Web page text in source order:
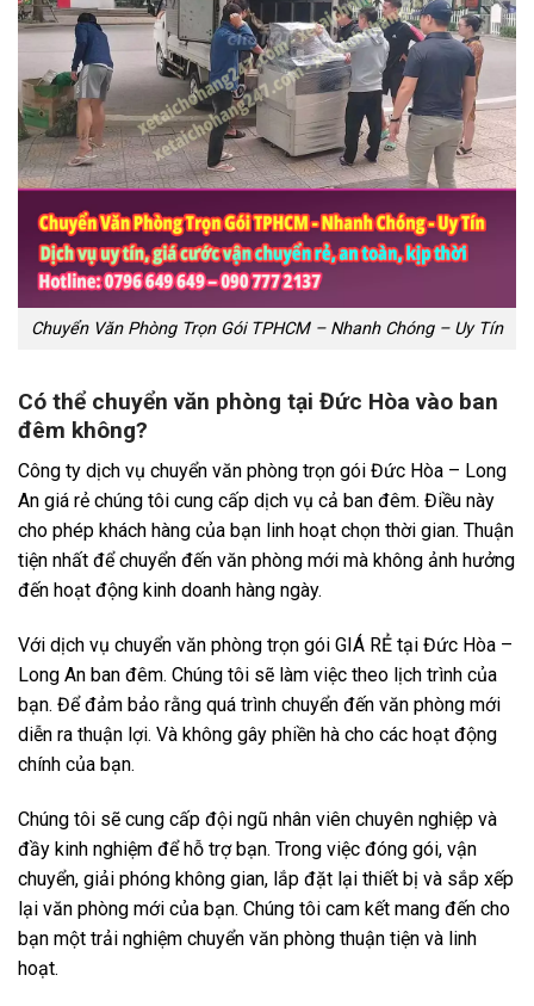
Chuyển Văn Phòng Trọn Gói TPHCM – Nhanh Chóng – Uy Tín
Có thể chuyển văn phòng tại Đức Hòa vào ban
đêm không?
Công ty dịch vụ chuyển văn phòng trọn gói Đức Hòa – Long
An giá rẻ chúng tôi cung cấp dịch vụ cả ban đêm. Điều này
cho phép khách hàng của bạn linh hoạt chọn thời gian. Thuận
tiện nhất để chuyển đến văn phòng mới mà không ảnh hưởng
đến hoạt động kinh doanh hàng ngày.
Với dịch vụ chuyển văn phòng trọn gói GIÁ RẺ tại Đức Hòa –
Long An ban đêm. Chúng tôi sẽ làm việc theo lịch trình của
bạn. Để đảm bảo rằng quá trình chuyển đến văn phòng mới
diễn ra thuận lợi. Và không gây phiền hà cho các hoạt động
chính của bạn.
Chúng tôi sẽ cung cấp đội ngũ nhân viên chuyên nghiệp và
đầy kinh nghiệm để hỗ trợ bạn. Trong việc đóng gói, vận
chuyển, giải phóng không gian, lắp đặt lại thiết bị và sắp xếp
lại văn phòng mới của bạn. Chúng tôi cam kết mang đến cho
bạn một trải nghiệm chuyển văn phòng thuận tiện và linh
hoạt.